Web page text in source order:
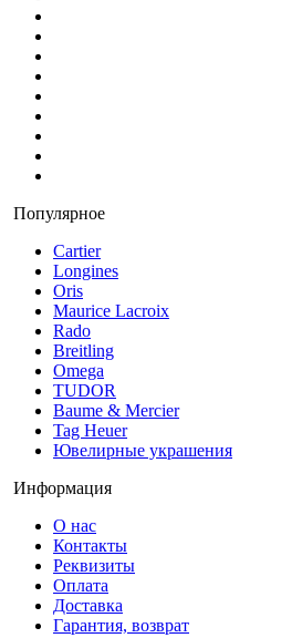
Популярное
Cartier
Longines
Oris
Maurice Lacroix
Rado
Breitling
Omega
TUDOR
Baume & Mercier
Tag Heuer
Ювелирные украшения
Информация
О нас
Контакты
Реквизиты
Оплата
Доставка
Гарантия, возврат